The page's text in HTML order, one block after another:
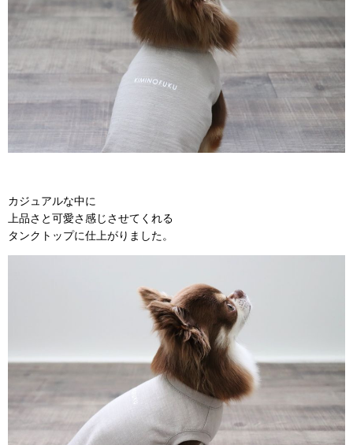
カジュアルな中に
上品さと可愛さ感じさせてくれる
タンクトップに仕上がりました。